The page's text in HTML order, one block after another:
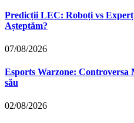
Predicții LEC: Roboți vs
Așteptăm?
07/08/2026
Esports Warzone:
său
02/08/2026